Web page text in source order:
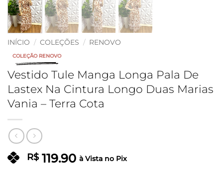
INÍCIO / COLEÇÕES / RENOVO
COLEÇÃO RENOVO
Vestido Tule Manga Longa Pala De
Lastex Na Cintura Longo Duas Marias
Vania – Terra Cota
R$119.90 à Vista no Pix